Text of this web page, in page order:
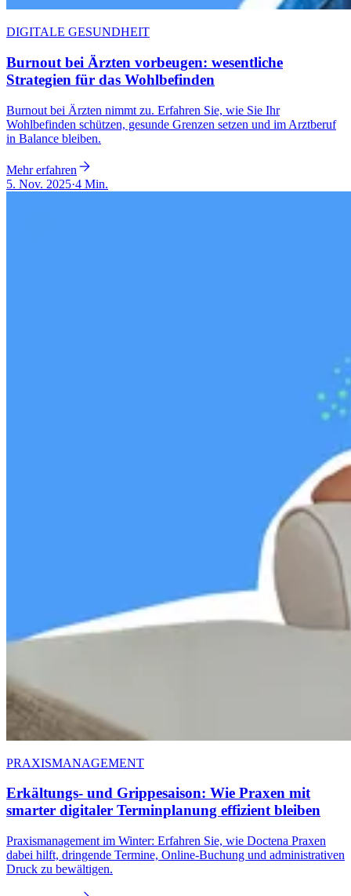
DIGITALE GESUNDHEIT
Burnout bei Ärzten vorbeugen: wesentliche
Strategien für das Wohlbefinden
Burnout bei Ärzten nimmt zu. Erfahren Sie, wie Sie Ihr
Wohlbefinden schützen, gesunde Grenzen setzen und im Arztberuf
in Balance bleiben.
Mehr erfahren
5. Nov. 2025·4 Min.
PRAXISMANAGEMENT
Erkältungs- und Grippesaison: Wie Praxen mit
smarter digitaler Terminplanung effizient bleiben
Praxismanagement im Winter: Erfahren Sie, wie Doctena Praxen
dabei hilft, dringende Termine, Online-Buchung und administrativen
Druck zu bewältigen.